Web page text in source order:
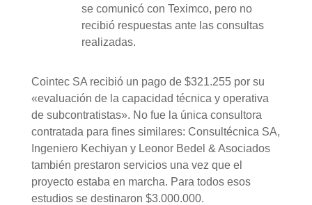
se comunicó con Teximco, pero no
recibió respuestas ante las consultas
realizadas.
Cointec SA recibió un pago de $321.255 por su
«evaluación de la capacidad técnica y operativa
de subcontratistas». No fue la única consultora
contratada para fines similares: Consultécnica SA,
Ingeniero Kechiyan y Leonor Bedel & Asociados
también prestaron servicios una vez que el
proyecto estaba en marcha. Para todos esos
estudios se destinaron $3.000.000.